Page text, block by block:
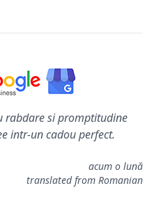
rabdare si promptitudine
intr-un cadou perfect.
acum o lună
translated from Romanian